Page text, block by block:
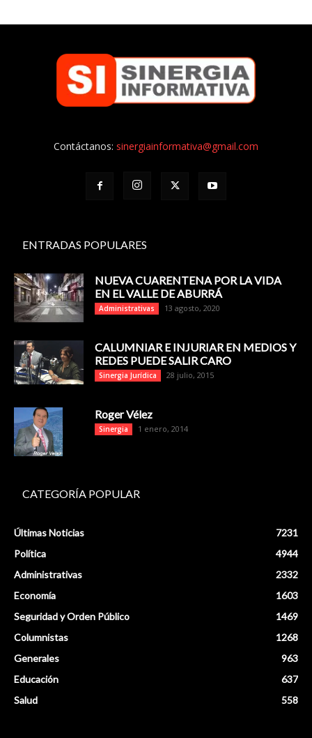
Contáctanos: sinergiainformativa@gmail.com
ENTRADAS POPULARES
NUEVA CUARENTENA POR LA VIDA
EN EL VALLE DE ABURRÁ
Administrativas 13 agosto, 2020
CALUMNIAR E INJURIAR EN MEDIOS Y
REDES PUEDE SALIR CARO
Sinergia Jurídica 28 julio, 2015
Roger Vélez
Sinergia 1 enero, 2014
CATEGORÍA POPULAR
Últimas Noticias
7231
Política
4944
Administrativas
2332
Economía
1603
Seguridad y Orden Público
1469
Columnistas
1268
Generales
963
Educación
637
Salud
558